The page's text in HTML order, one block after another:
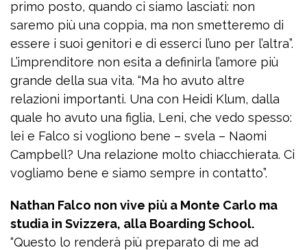
primo posto, quando ci siamo lasciati: non
saremo più una coppia, ma non smetteremo di
essere i suoi genitori e di esserci l’uno per l’altra”.
L’imprenditore non esita a definirla l’amore più
grande della sua vita. “Ma ho avuto altre
relazioni importanti. Una con Heidi Klum, dalla
quale ho avuto una figlia, Leni, che vedo spesso:
lei e Falco si vogliono bene – svela – Naomi
Campbell? Una relazione molto chiacchierata. Ci
vogliamo bene e siamo sempre in contatto”.
Nathan Falco non vive più a Monte Carlo ma
studia in Svizzera, alla Boarding School.
“Questo lo renderà più preparato di me ad